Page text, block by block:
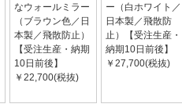
なウォールミラー
（ブラウン色／日
本製／飛散防止）
【受注生産・納期
10日前後】
￥22,700(税抜)
ー（白ホワイト／
日本製／飛散防
止）【受注生産・
納期10日前後】
￥27,700(税抜)